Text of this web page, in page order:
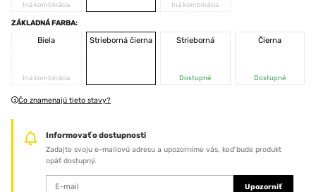
Iná kombinácia Iná kombinácia
ZÁKLADNÁ FARBA:
Biela
Iná kombinácia
Strieborná čierna Strieborná
Dostupné
Čierna
Dostupné
Čo znamenajú tieto stavy?
Informovať o dostupnosti
Zadajte svoju e-mailovú adresu a upozorníme vás, keď bude produkt
opäť dostupný.
Upozorniť